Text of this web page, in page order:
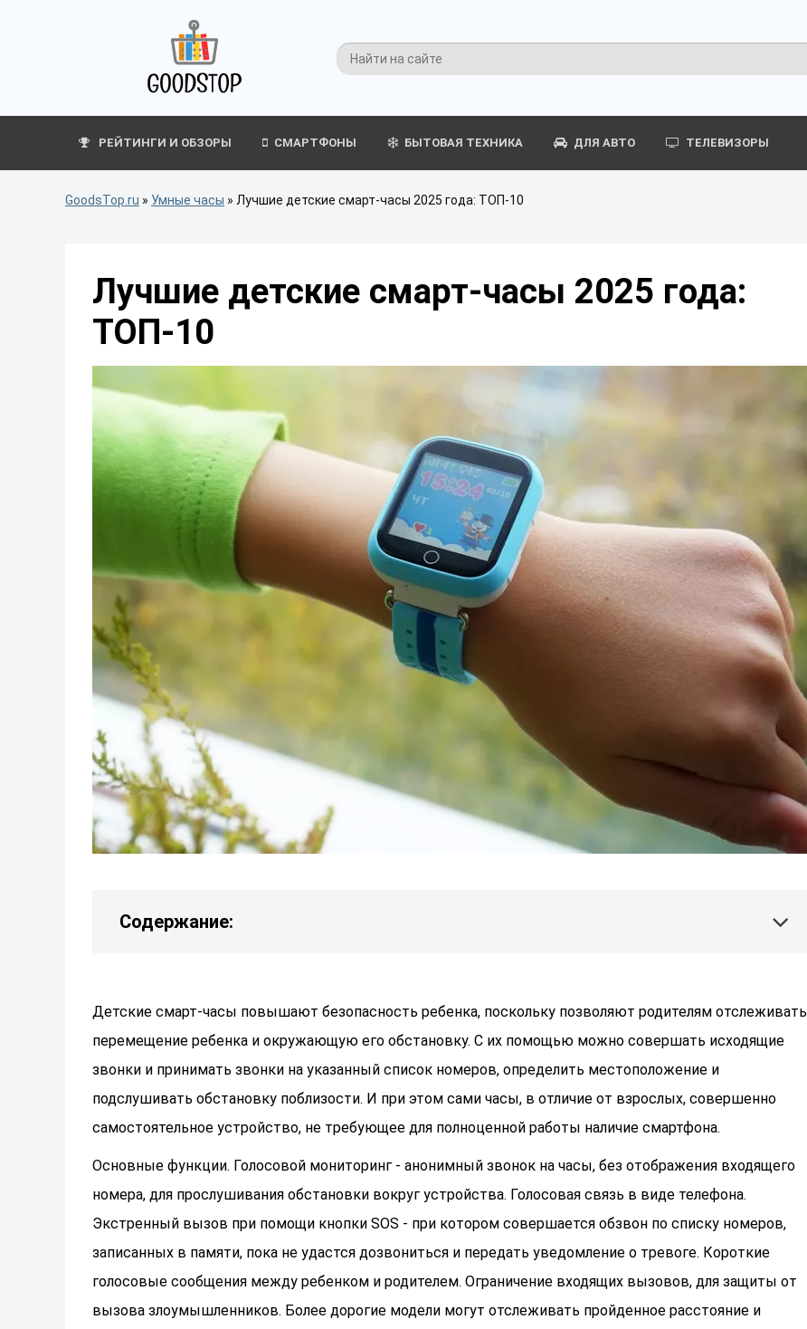
РЕЙТИНГИ И ОБЗОРЫ СМАРТФОНЫ БЫТОВАЯ ТЕХНИКА ДЛЯ АВТО ТЕЛЕВИЗОРЫ
GoodsTop.ru » Умные часы » Лучшие детские смарт-часы 2025 года: ТОП-10
Лучшие детские смарт-часы 2025 года:
ТОП-10
Содержание:
Детские смарт-часы повышают безопасность ребенка, поскольку позволяют родителям отслеживать
перемещение ребенка и окружающую его обстановку. С их помощью можно совершать исходящие
звонки и принимать звонки на указанный список номеров, определить местоположение и
подслушивать обстановку поблизости. И при этом сами часы, в отличие от взрослых, совершенно
самостоятельное устройство, не требующее для полноценной работы наличие смартфона.
Основные функции. Голосовой мониторинг - анонимный звонок на часы, без отображения входящего
номера, для прослушивания обстановки вокруг устройства. Голосовая связь в виде телефона.
Экстренный вызов при помощи кнопки SOS - при котором совершается обзвон по списку номеров,
записанных в памяти, пока не удастся дозвониться и передать уведомление о тревоге. Короткие
голосовые сообщения между ребенком и родителем. Ограничение входящих вызовов, для защиты от
вызова злоумышленников. Более дорогие модели могут отслеживать пройденное расстояние и